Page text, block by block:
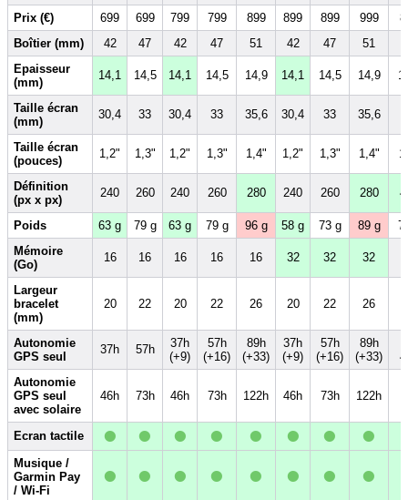
Prix (€) 699 699 799 799 899 899 899 999
Boîtier (mm)
42 47 42 47 51 42 47 51
Epaisseur
(mm)
14,1 14,5 14,1 14,5 14,9 14,1 14,5 14,9
Taille écran
(mm)
30,4 33 30,4 33 35,6 30,4 33 35,6
Taille écran
(pouces)
1,2" 1,3" 1,2" 1,3" 1,4" 1,2" 1,3" 1,4"
Définition
(px x px)
240 260 240 260 280 240 260 280
Poids 63 g 79 g 63 g 79 g 96 g 58 g 73 g 89 g
Mémoire
(Go)
16 16 16 16 16 32 32 32
Largeur
bracelet
(mm)
20 22 20 22 26 20 22 26
Autonomie
GPS seul
37h 57h
37h
(+9)
57h
(+16)
89h
(+33)
37h
(+9)
57h
(+16)
89h
(+33)
Autonomie
GPS seul
avec solaire
46h 73h 46h 73h 122h 46h 73h 122h
Ecran tactile • • • • • • • •
Musique /
Garmin Pay
/ Wi-Fi
• • • • • • • •